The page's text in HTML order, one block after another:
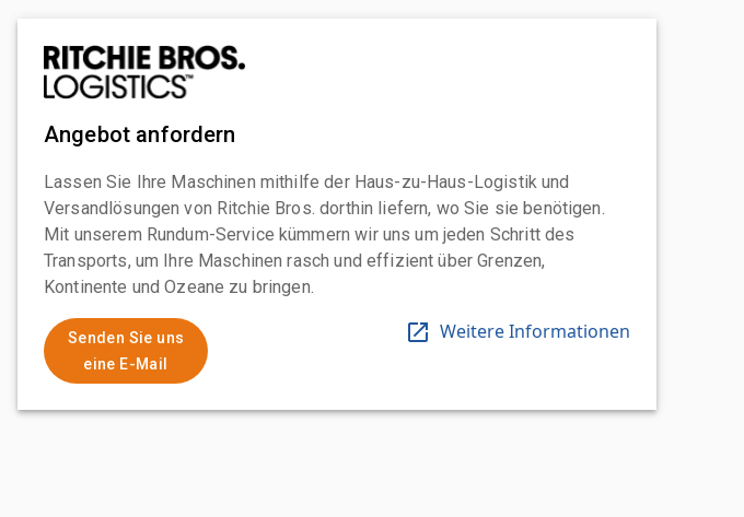
Angebot anfordern
Lassen Sie Ihre Maschinen mithilfe der Haus-zu-Haus-Logistik und
Versandlösungen von Ritchie Bros. dorthin liefern, wo Sie sie benötigen.
Mit unserem Rundum-Service kümmern wir uns um jeden Schritt des
Transports, um Ihre Maschinen rasch und effizient über Grenzen,
Kontinente und Ozeane zu bringen.
Senden Sie uns
eine E-Mail
Weitere Informationen